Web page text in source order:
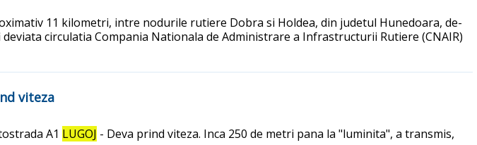
11 kilometri, intre nodurile rutiere Dobra si Holdea, din judetul Hunedoara, de-
circulatia Compania Nationala de Administrare a Infrastructurii Rutiere (CNAIR)
viteza
A1 LUGOJ - Deva prind viteza. Inca 250 de metri pana la "luminita", a transmis,